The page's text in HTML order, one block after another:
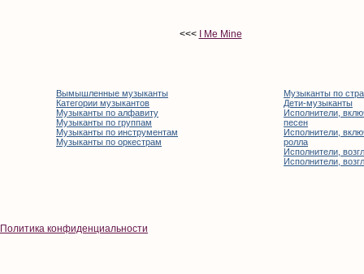
<<< I Me Mine
Вымышленные музыканты
Категории музыкантов
Музыканты по алфавиту
Музыканты по группам
Музыканты по инструментам
Музыканты по оркестрам
Музыканты по
Дети-музыканты
Исполнители,
песен
Исполнители,
ролла
Исполнители,
Исполнители,
Политика конфиденциальности